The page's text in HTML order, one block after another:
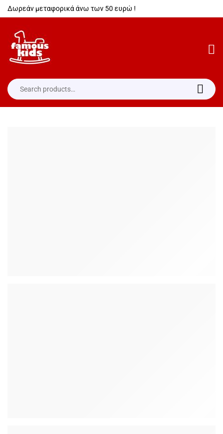
Δωρεάν μεταφορικά άνω των 50 ευρώ !